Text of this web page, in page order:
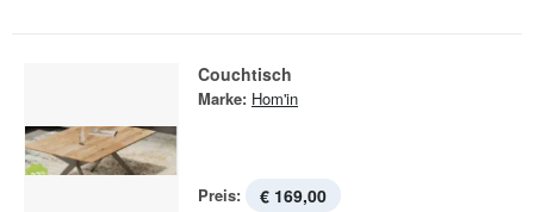
Couchtisch
Marke: Hom'in
Preis: € 169,00